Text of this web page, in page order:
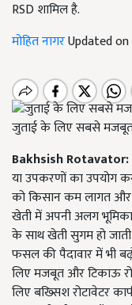
RSD शामिल है.
मोहित नागरUpdated on
जुताई के लिए सबसे
Bakhsish Rotavator:
या उपकरणों का उपयोग
को किसान कम लागत और
खेती में अपनी अलग भूमिका
के साथ खेती सुगम हो
फसल की पैदावार में भी
लिए मजबूत और टिकाऊ
लिए बख्सिश रोटावेटर